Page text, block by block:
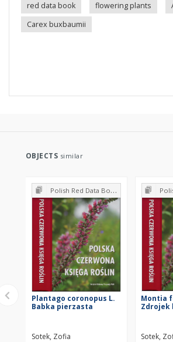
red data book
flowering plants
Carex buxbaumii
OBJECTS similar
Polish Red Data Book of Plants : Pteridophytes and flowering plants
Plantago coronopus L.
Babka pierzasta
Sotek, Zofia
Polish Red
Montia
Zdrojek
Sotek,